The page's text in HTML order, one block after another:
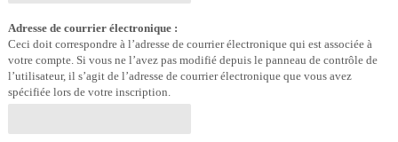
Adresse de courrier électronique :
Ceci doit correspondre à l’adresse de courrier électronique qui est associée à
votre compte. Si vous ne l’avez pas modifié depuis le panneau de contrôle de
l’utilisateur, il s’agit de l’adresse de courrier électronique que vous avez
spécifiée lors de votre inscription.